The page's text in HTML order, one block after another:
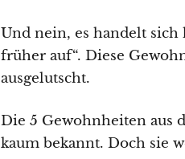
Und nein, es handelt sich
früher auf“. Diese
ausgelutscht.
Die 5 Gewohnheiten aus
kaum bekannt. Doch sie